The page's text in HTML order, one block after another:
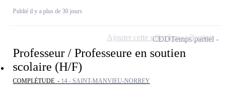
Publié il y a plus de 30 jours
Professeur / Professeure en soutien
scolaire (H/F)
COMPLÉTUDE - 14 - SAINT-MANVIEU-NORREY
CDDTemps partiel
Ajouter cette offre à ma sélection